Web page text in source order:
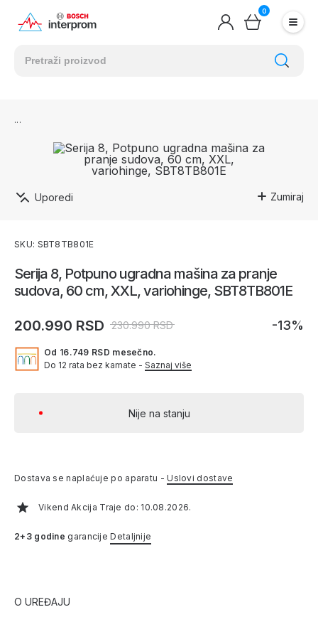
0
Zumiraj
Uporedi
Serija 8, Potpuno ugradna mašina za pranje
sudova, 60 cm, XXL, variohinge, SBT8TB801E
200.990 RSD 230.990 RSD -13%
Od 16.749 RSD mesečno.
Do 12 rata bez kamate - Saznaj više
Nije na stanju
Dostava se naplaćuje po aparatu -Uslovi dostave
Vikend Akcija Traje do: 10.08.2026.
2+3 godine garancijeDetaljnije
SKU: SBT8TB801E
O UREĐAJU